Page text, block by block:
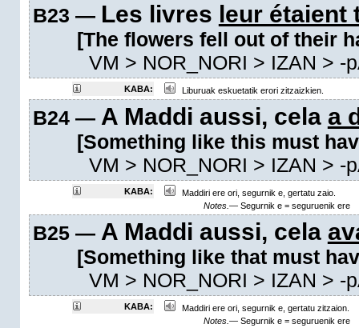
B23 — Les livres leur étaient
[The flowers fell out of their
VM > NOR_NORI > IZAN > -
KABA: Liburuak eskuetatik erori zitzaizkien.
B24 — A Maddi aussi, cela a
[Something like this must
VM > NOR_NORI > IZAN > -
KABA:
Maddiri ere ori, segurnik e, gertatu zaio.
Notes.—Segurnik e = seguruenik ere
B25 — A Maddi aussi, cela
[Something like that must
VM > NOR_NORI > IZAN > -
KABA:
Maddiri ere ori, segurnik e, gertatu zitzaion.
Notes.—Segurnik e = seguruenik ere